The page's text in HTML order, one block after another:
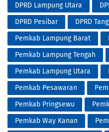
DPRD Lampung Utara
DPRD Pesibar
DPRD
Pemkab Lampung Barat
Pemkab Lampung Tengah
Pemkab Lampung Utara
Pemkab Pesawaran
Pemkab Pringsewu
Pemkab Way Kanan